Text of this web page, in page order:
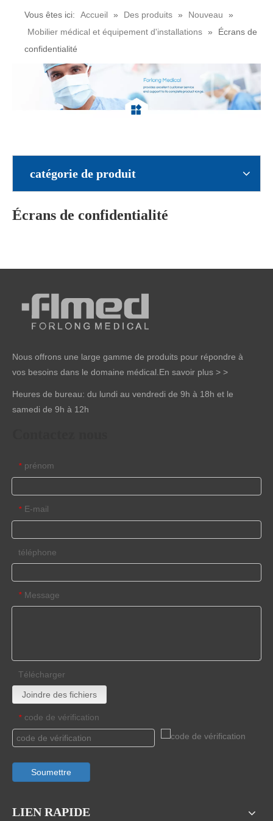
Vous êtes ici: Accueil » Des produits » Nouveau
»
Mobilier médical et équipement d'installations »
Écrans de
confidentialité
catégorie de produit
Écrans de confidentialité
Nous offrons une large gamme de produits pour répondre à
vos besoins dans le domaine médical. En savoir plus > >
Heures de bureau: du lundi au vendredi de 9h à 18h et le
samedi de 9h à 12h
* prénom
* E-mail
téléphone
* Message
Télécharger
Joindre des fichiers
* code de vérification
Soumettre
LIEN RAPIDE